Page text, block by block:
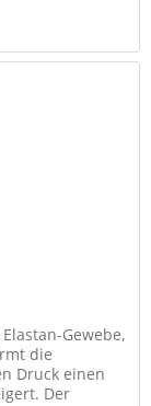
Gewebe,
die
Druck einen
Der